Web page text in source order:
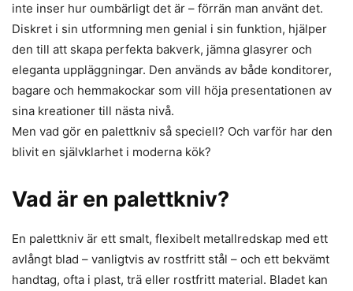
inte inser hur oumbärligt det är – förrän man använt det.
Diskret i sin utformning men genial i sin funktion, hjälper
den till att skapa perfekta bakverk, jämna glasyrer och
eleganta uppläggningar. Den används av både konditorer,
bagare och hemmakockar som vill höja presentationen av
sina kreationer till nästa nivå.
Men vad gör en palettkniv så speciell? Och varför har den
blivit en självklarhet i moderna kök?
Vad är en palettkniv?
En palettkniv är ett smalt, flexibelt metallredskap med ett
avlångt blad – vanligtvis av rostfritt stål – och ett bekvämt
handtag, ofta i plast, trä eller rostfritt material. Bladet kan